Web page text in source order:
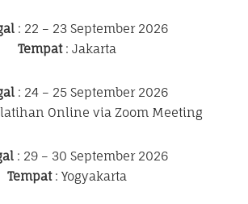
: 22 – 23 September 2026
Tempat: Jakarta
: 24 – 25 September 2026
Online via Zoom Meeting
: 29 – 30 September 2026
Tempat: Yogyakarta